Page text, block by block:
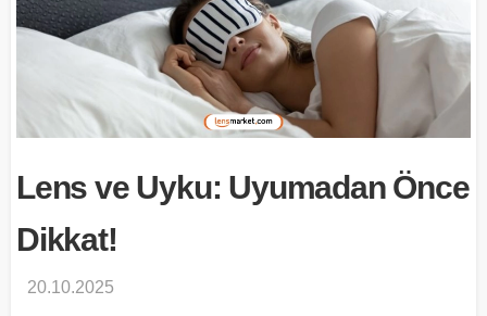
Lens ve Uyku: Uyumadan Önce
Dikkat!
20.10.2025